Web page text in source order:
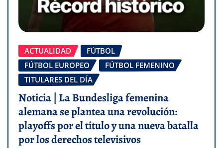
ACTUALIDAD
FÚTBOL
FÚTBOL EUROPEO
FÚTBOL FEMENINO
TITULARES DEL DÍA
Noticia | La Bundesliga femenina
alemana se plantea una revolución:
playoffs por el título y una nueva batalla
por los derechos televisivos